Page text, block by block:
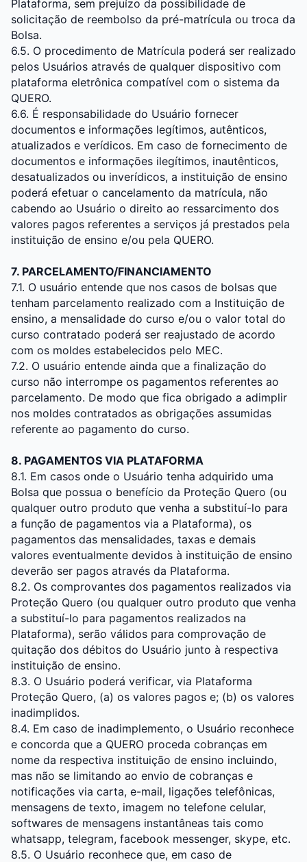
Plataforma, sem prejuízo da possibilidade de
solicitação de reembolso da pré-matrícula ou troca da
Bolsa.
6.5. O procedimento de Matrícula poderá ser realizado
pelos Usuários através de qualquer dispositivo com
plataforma eletrônica compatível com o sistema da
QUERO.
6.6. É responsabilidade do Usuário fornecer
documentos e informações legítimos, autênticos,
atualizados e verídicos. Em caso de fornecimento de
documentos e informações ilegítimos, inautênticos,
desatualizados ou inverídicos, a instituição de ensino
poderá efetuar o cancelamento da matrícula, não
cabendo ao Usuário o direito ao ressarcimento dos
valores pagos referentes a serviços já prestados pela
instituição de ensino e/ou pela QUERO.
7. PARCELAMENTO/FINANCIAMENTO
7.1. O usuário entende que nos casos de bolsas que
tenham parcelamento realizado com a Instituição de
ensino, a mensalidade do curso e/ou o valor total do
curso contratado poderá ser reajustado de acordo
com os moldes estabelecidos pelo MEC.
7.2. O usuário entende ainda que a finalização do
curso não interrompe os pagamentos referentes ao
parcelamento. De modo que fica obrigado a adimplir
nos moldes contratados as obrigações assumidas
referente ao pagamento do curso.
8. PAGAMENTOS VIA PLATAFORMA
8.1. Em casos onde o Usuário tenha adquirido uma
Bolsa que possua o benefício da Proteção Quero (ou
qualquer outro produto que venha a substituí-lo para
a função de pagamentos via a Plataforma), os
pagamentos das mensalidades, taxas e demais
valores eventualmente devidos à instituição de ensino
deverão ser pagos através da Plataforma.
8.2. Os comprovantes dos pagamentos realizados via
Proteção Quero (ou qualquer outro produto que venha
a substituí-lo para pagamentos realizados na
Plataforma), serão válidos para comprovação de
quitação dos débitos do Usuário junto à respectiva
instituição de ensino.
8.3. O Usuário poderá verificar, via Plataforma
Proteção Quero, (a) os valores pagos e; (b) os valores
inadimplidos.
8.4. Em caso de inadimplemento, o Usuário reconhece
e concorda que a QUERO proceda cobranças em
nome da respectiva instituição de ensino incluindo,
mas não se limitando ao envio de cobranças e
notificações via carta, e-mail, ligações telefônicas,
mensagens de texto, imagem no telefone celular,
softwares de mensagens instantâneas tais como
whatsapp, telegram, facebook messenger, skype, etc.
8.5. O Usuário reconhece que, em caso de